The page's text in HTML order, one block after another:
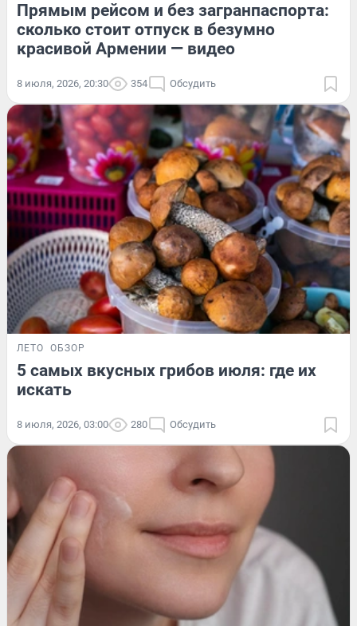
Прямым рейсом и без загранпаспорта:
сколько стоит отпуск в безумно
красивой Армении — видео
8 июля, 2026, 20:30 354 Обсудить
ЛЕТО ОБЗОР
5 самых вкусных грибов июля: где их
искать
8 июля, 2026, 03:00 280 Обсудить